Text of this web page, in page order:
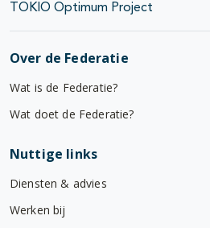
TOKIO Optimum Project
Over de Federatie
Wat is de Federatie?
Wat doet de Federatie?
Nuttige links
Diensten & advies
Werken bij